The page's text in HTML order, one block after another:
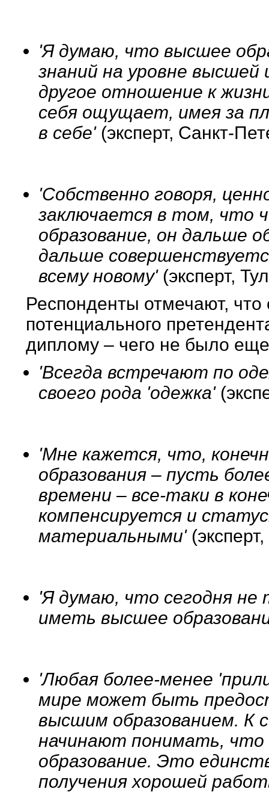
'Я думаю, что высшее
знаний на уровне высшей
другое отношение к
себя ощущает, имея за
в себе' (эксперт, Санкт-
'Собственно говоря,
заключается в том, что
образование, он дальше
дальше
всему новому' (эксперт,
Респонденты отмечают, что
потенциального
диплому – чего не было
'Всегда встречают по
своего рода 'одежка'
'Мне кажется, что,
образования – пусть
времени – все-таки в
компенсируется и
материальными'
'Я думаю, что сегодня не
иметь высшее
'Любая более-менее
мире может быть
высшим образованием. К
начинают понимать, что
образование. Это
получения хорошей